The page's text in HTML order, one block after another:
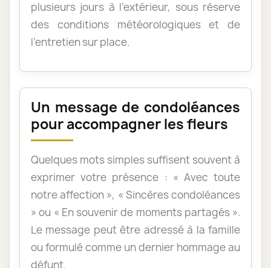
plusieurs jours à l’extérieur, sous réserve
des conditions météorologiques et de
l’entretien sur place.
Un message de condoléances
pour accompagner les fleurs
Quelques mots simples suffisent souvent à
exprimer votre présence : « Avec toute
notre affection », « Sincères condoléances
» ou « En souvenir de moments partagés ».
Le message peut être adressé à la famille
ou formulé comme un dernier hommage au
défunt.